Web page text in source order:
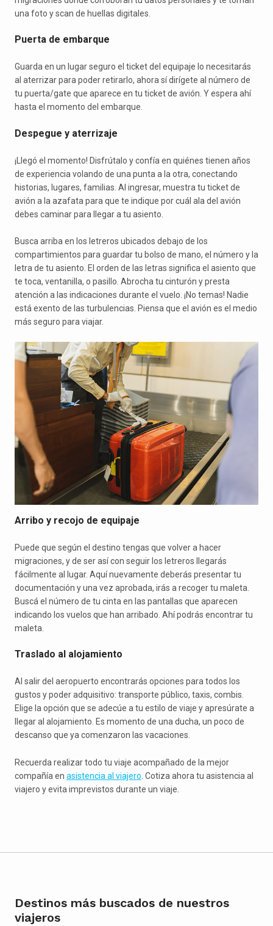
una foto y scan de huellas digitales.
Puerta de embarque
Guarda en un lugar seguro el ticket del equipaje lo necesitarás
al aterrizar para poder retirarlo, ahora sí dirígete al número de
tu puerta/gate que aparece en tu ticket de avión. Y espera ahí
hasta el momento del embarque.
Despegue y aterrizaje
¡Llegó el momento! Disfrútalo y confía en quiénes tienen años
de experiencia volando de una punta a la otra, conectando
historias, lugares, familias. Al ingresar, muestra tu ticket de
avión a la azafata para que te indique por cuál ala del avión
debes caminar para llegar a tu asiento.
Busca arriba en los letreros ubicados debajo de los
compartimientos para guardar tu bolso de mano, el número y la
letra de tu asiento. El orden de las letras significa el asiento que
te toca, ventanilla, o pasillo. Abrocha tu cinturón y presta
atención a las indicaciones durante el vuelo. ¡No temas! Nadie
está exento de las turbulencias. Piensa que el avión es el medio
más seguro para viajar.
Arribo y recojo de equipaje
Puede que según el destino tengas que volver a hacer
migraciones, y de ser así con seguir los letreros llegarás
fácilmente al lugar. Aquí nuevamente deberás presentar tu
documentación y una vez aprobada, irás a recoger tu maleta.
Buscá el número de tu cinta en las pantallas que aparecen
indicando los vuelos que han arribado. Ahí podrás encontrar tu
maleta.
Traslado al alojamiento
Al salir del aeropuerto encontrarás opciones para todos los
gustos y poder adquisitivo: transporte público, taxis, combis.
Elige la opción que se adecúe a tu estilo de viaje y apresúrate a
llegar al alojamiento. Es momento de una ducha, un poco de
descanso que ya comenzaron las vacaciones.
Recuerda realizar todo tu viaje acompañado de la mejor
compañía en asistencia al viajero . Cotiza ahora tu asistencia al
viajero y evita imprevistos durante un viaje.
Destinos más buscados de nuestros
viajeros